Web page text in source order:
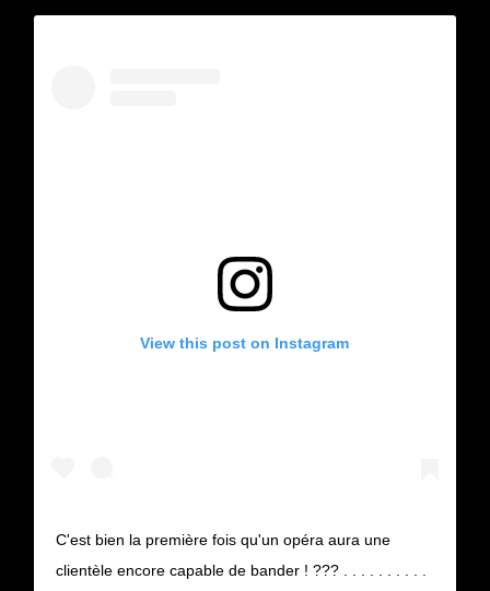
View this post on Instagram
C'est bien la première fois qu'un opéra aura une
clientèle encore capable de bander ! ??? . . . . . . . . . .